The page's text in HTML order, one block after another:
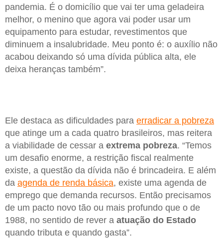
pandemia. É o domicílio que vai ter uma geladeira
melhor, o menino que agora vai poder usar um
equipamento para estudar, revestimentos que
diminuem a insalubridade. Meu ponto é: o auxílio não
acabou deixando só uma dívida pública alta, ele
deixa heranças também”.
Ele destaca as dificuldades para erradicar a pobreza
que atinge um a cada quatro brasileiros, mas reitera
a viabilidade de cessar a extrema pobreza. “Temos
um desafio enorme, a restrição fiscal realmente
existe, a questão da dívida não é brincadeira. E além
da agenda de renda básica, existe uma agenda de
emprego que demanda recursos. Então precisamos
de um pacto novo tão ou mais profundo que o de
1988, no sentido de rever a atuação do Estado
quando tributa e quando gasta”.